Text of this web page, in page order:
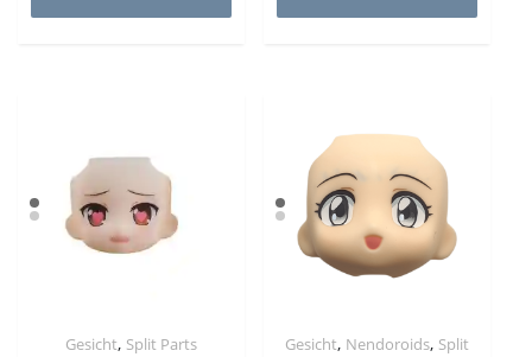
Gesicht, Split Parts Gesicht, Nendoroids, Split